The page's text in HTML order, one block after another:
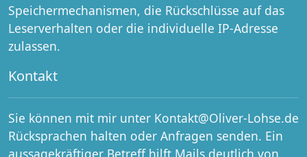
Speichermechanismen, die Rückschlüsse auf das
Leserverhalten oder die individuelle IP-Adresse
zulassen.
Kontakt
Sie können mit mir unter Kontakt@Oliver-Lohse.de
Rücksprachen halten oder Anfragen senden. Ein
aussagekräftiger Betreff hilft Mails deutlich von